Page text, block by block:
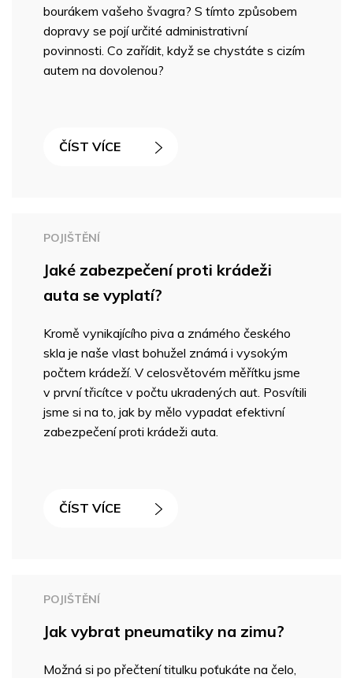
bourákem vašeho švagra? S tímto způsobem
dopravy se pojí určité administrativní
povinnosti. Co zařídit, když se chystáte s cizím
autem na dovolenou?
ČÍST VÍCE
POJIŠTĚNÍ
Jaké zabezpečení proti krádeži
auta se vyplatí?
Kromě vynikajícího piva a známého českého
skla je naše vlast bohužel známá i vysokým
počtem krádeží. V celosvětovém měřítku jsme
v první třicítce v počtu ukradených aut. Posvítili
jsme si na to, jak by mělo vypadat efektivní
zabezpečení proti krádeži auta.
ČÍST VÍCE
POJIŠTĚNÍ
Jak vybrat pneumatiky na zimu?
Možná si po přečtení titulku poťukáte na čelo,